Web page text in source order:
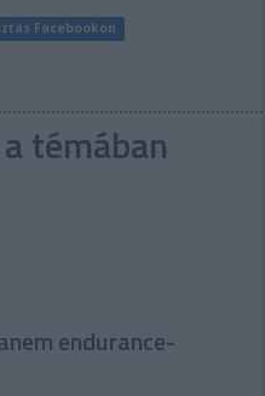
Facebookon
témában
endurance-